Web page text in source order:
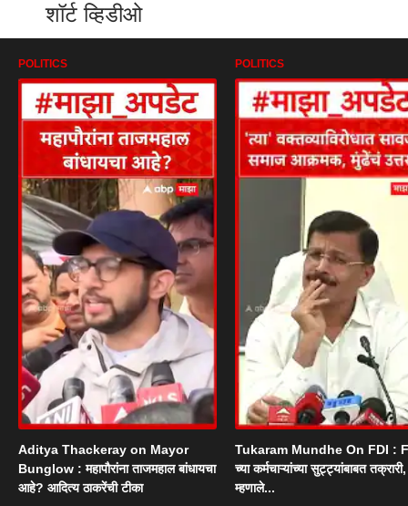
शॉर्ट व्हिडीओ
POLITICS
Aditya Thackeray on Mayor
Bunglow : महापौरांना ताजमहाल बांधायचा
आहे? आदित्य ठाकरेंची टीका
POLITICS
Tukaram Mundhe On FDI :
च्या कर्मचाऱ्यांच्या सुट्ट्यांबाबत
म्हणाले...